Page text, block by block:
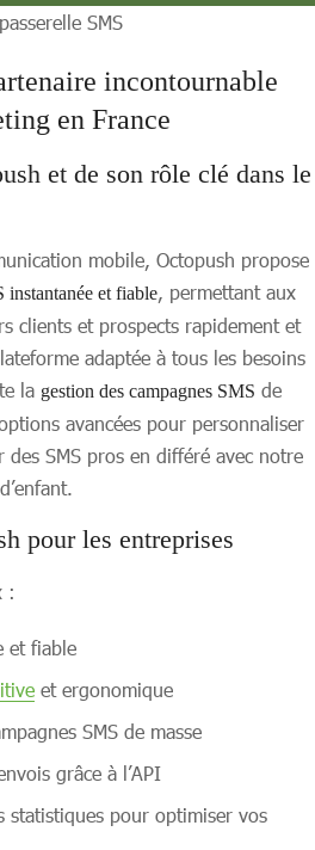
SMS
incontournable
en France
et de son rôle clé dans le
mobile, Octopush propose
instantanée et fiable, permettant aux
clients et prospects rapidement et
adaptée à tous les besoins
la gestion des campagnes SMS de
avancées pour personnaliser
des SMS pros en différé avec notre
pour les entreprises
:
et fiable
et ergonomique
SMS de masse
grâce à l’API
statistiques pour optimiser vos